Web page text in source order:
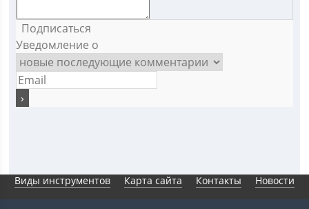
Подписаться
Уведомление о
Виды инструментов Карта сайта Контакты Новости